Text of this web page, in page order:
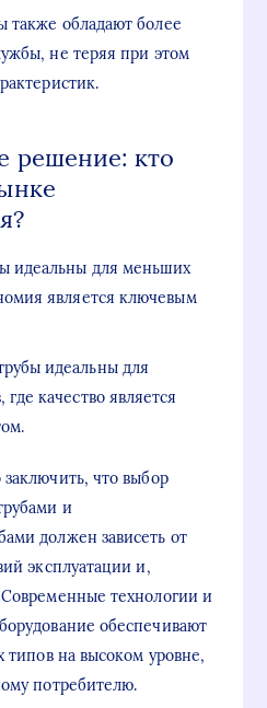
также обладают более
не теряя при этом
решение: кто
идеальны для меньших
является ключевым
идеальны для
качество является
что выбор
и
должен зависеть от
эксплуатации и,
технологии и
обеспечивают
типов на высоком уровне,
потребителю.